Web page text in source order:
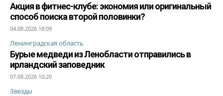
Акция в фитнес-клубе: экономия или оригинальный
способ поиска второй половинки?
04.08.2026 18:09
Ленинградская область
Бурые медведи из Ленобласти отправились в
ирландский заповедник
07.08.2026 10:20
Звезды